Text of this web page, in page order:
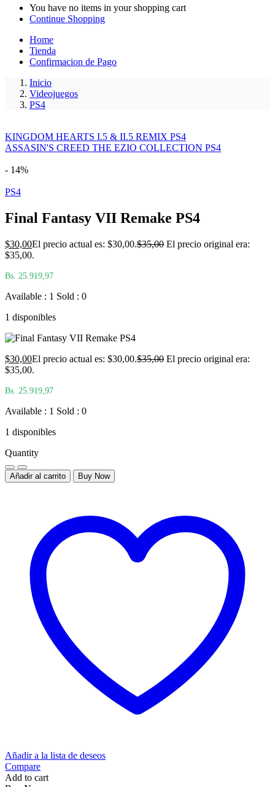
You have no items in your shopping cart
Continue Shopping
Home
Tienda
Confirmacion de Pago
Inicio
Videojuegos
PS4
KINGDOM HEARTS I.5 & II.5 REMIX PS4
ASSASIN'S CREED THE EZIO COLLECTION PS4
- 14%
PS4
Final Fantasy VII Remake PS4
$30,00El precio actual es: $30,00.$35,00 El precio original era:
$35,00.
Bs. 25.919,97
Available : 1 Sold : 0
1 disponibles
$30,00El precio actual es: $30,00.$35,00 El precio original era:
$35,00.
Bs. 25.919,97
Available : 1 Sold : 0
1 disponibles
Quantity
Añadir al carrito Buy Now
Añadir a la lista de deseos
Compare
Add to cart